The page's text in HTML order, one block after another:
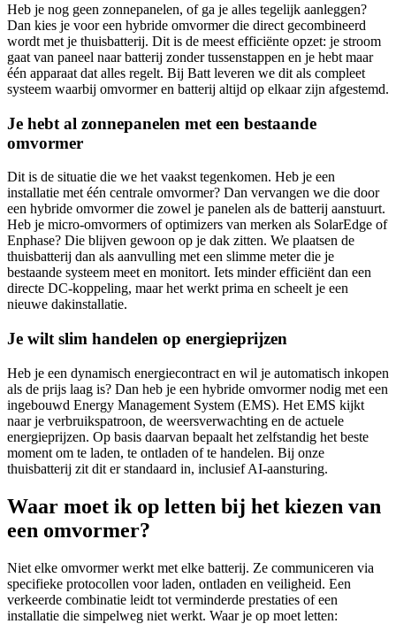
Heb je nog geen zonnepanelen, of ga je alles tegelijk aanleggen?
Dan kies je voor een hybride omvormer die direct gecombineerd
wordt met je thuisbatterij. Dit is de meest efficiënte opzet: je stroom
gaat van paneel naar batterij zonder tussenstappen en je hebt maar
één apparaat dat alles regelt. Bij Batt leveren we dit als compleet
systeem waarbij omvormer en batterij altijd op elkaar zijn afgestemd.
Je hebt al zonnepanelen met een bestaande
omvormer
Dit is de situatie die we het vaakst tegenkomen. Heb je een
installatie met één centrale omvormer? Dan vervangen we die door
een hybride omvormer die zowel je panelen als de batterij aanstuurt.
Heb je micro-omvormers of optimizers van merken als SolarEdge of
Enphase? Die blijven gewoon op je dak zitten. We plaatsen de
thuisbatterij dan als aanvulling met een slimme meter die je
bestaande systeem meet en monitort. Iets minder efficiënt dan een
directe DC-koppeling, maar het werkt prima en scheelt je een
nieuwe dakinstallatie.
Je wilt slim handelen op energieprijzen
Heb je een dynamisch energiecontract en wil je automatisch inkopen
als de prijs laag is? Dan heb je een hybride omvormer nodig met een
ingebouwd Energy Management System (EMS). Het EMS kijkt
naar je verbruikspatroon, de weersverwachting en de actuele
energieprijzen. Op basis daarvan bepaalt het zelfstandig het beste
moment om te laden, te ontladen of te handelen. Bij onze
thuisbatterij zit dit er standaard in, inclusief AI-aansturing.
Waar moet ik op letten bij het kiezen van
een omvormer?
Niet elke omvormer werkt met elke batterij. Ze communiceren via
specifieke protocollen voor laden, ontladen en veiligheid. Een
verkeerde combinatie leidt tot verminderde prestaties of een
installatie die simpelweg niet werkt. Waar je op moet letten: